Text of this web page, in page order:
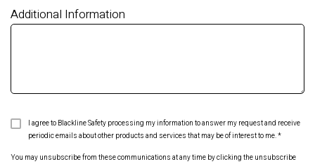
Additional Information
I agree to Blackline Safety processing my information to answer my request and receive
periodic emails about other products and services that may be of interest to me.*
You may unsubscribe from these communications at any time by clicking the unsubscribe